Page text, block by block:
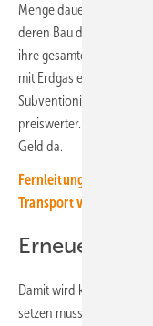
Menge dauerhafter
deren Bau die Union
ihre gesamte
mit Erdgas erzeugte
Subventionierung von
preiswerter. Für eine
Geld da.
Fernleitungsbetreiber
Transport vor
Erneuerbare
Damit wird klar, auf
setzen muss, wenn sie